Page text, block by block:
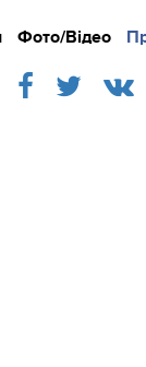
Фото/Відео